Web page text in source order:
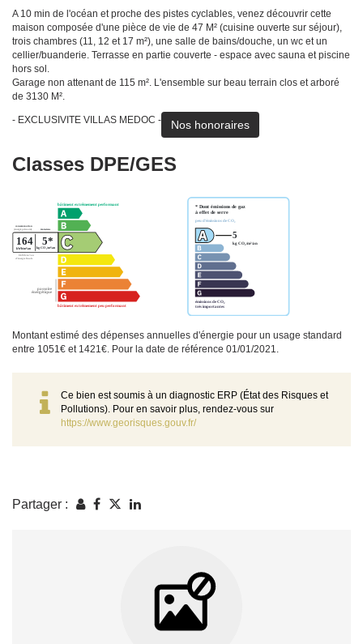
A 10 min de l'océan et proche des pistes cyclables, venez découvrir cette
maison composée d'une pièce de vie de 47 M² (cuisine ouverte sur séjour),
trois chambres (11, 12 et 17 m²), une salle de bains/douche, un wc et un
cellier/buanderie. Terrasse en partie couverte - espace avec sauna et piscine
hors sol.
Garage non attenant de 115 m². L'ensemble sur beau terrain clos et arboré
de 3130 M².
- EXCLUSIVITE VILLAS MEDOC - Nos honoraires
Classes DPE/GES
Montant estimé des dépenses annuelles d'énergie pour un usage standard
entre 1051€ et 1421€. Pour la date de référence 01/01/2021.
Ce bien est soumis à un diagnostic ERP (État des Risques et
Pollutions). Pour en savoir plus, rendez-vous sur
https://www.georisques.gouv.fr/
Partager :